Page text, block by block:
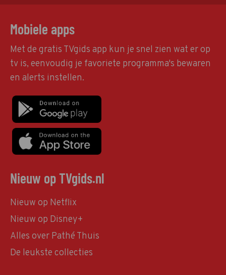
Mobiele apps
Met de gratis TVgids app kun je snel zien wat er op
tv is, eenvoudig je favoriete programma's bewaren
en alerts instellen.
Nieuw op TVgids.nl
Nieuw op Netflix
Nieuw op Disney+
Alles over Pathé Thuis
De leukste collecties